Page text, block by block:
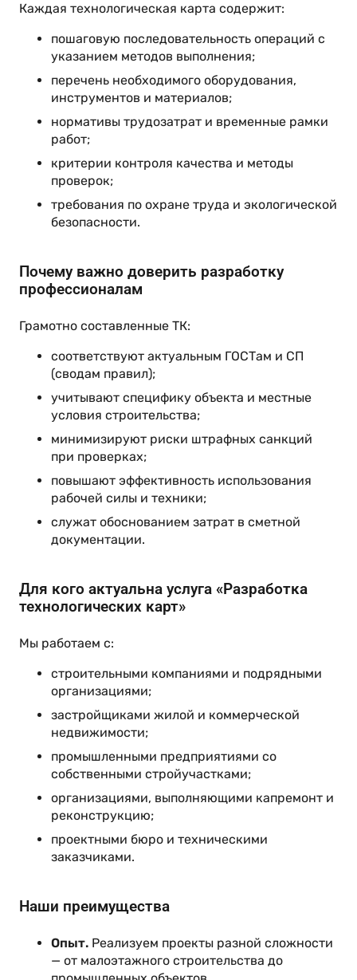
Каждая технологическая карта содержит:
пошаговую последовательность операций с
указанием методов выполнения;
перечень необходимого оборудования,
инструментов и материалов;
нормативы трудозатрат и временные рамки
работ;
критерии контроля качества и методы
проверок;
требования по охране труда и экологической
безопасности.
Почему важно доверить разработку
профессионалам
Грамотно составленные ТК:
соответствуют актуальным ГОСТам и СП
(сводам правил);
учитывают специфику объекта и местные
условия строительства;
минимизируют риски штрафных санкций
при проверках;
повышают эффективность использования
рабочей силы и техники;
служат обоснованием затрат в сметной
документации.
Для кого актуальна услуга «Разработка
технологических карт»
Мы работаем с:
строительными компаниями и подрядными
организациями;
застройщиками жилой и коммерческой
недвижимости;
промышленными предприятиями со
собственными стройучастками;
организациями, выполняющими капремонт и
реконструкцию;
проектными бюро и техническими
заказчиками.
Наши преимущества
Опыт. Реализуем проекты разной сложности
— от малоэтажного строительства до